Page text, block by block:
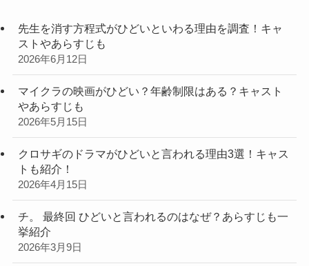
先生を消す方程式がひどいといわる理由を調査！キャ
ストやあらすじも
2026年6月12日
マイクラの映画がひどい？年齢制限はある？キャスト
やあらすじも
2026年5月15日
クロサギのドラマがひどいと言われる理由3選！キャス
トも紹介！
2026年4月15日
チ。 最終回 ひどいと言われるのはなぜ？あらすじも一
挙紹介
2026年3月9日